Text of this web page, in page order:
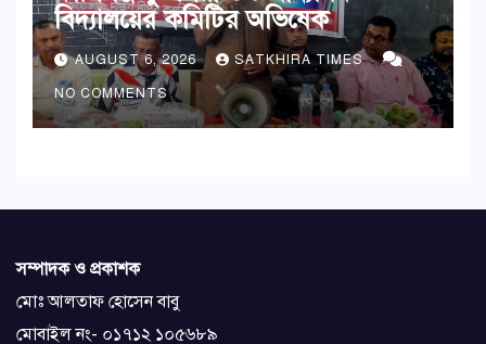
বিদ্যালয়ের কমিটির অভিষেক
AUGUST 6, 2026 SATKHIRA TIMES
NO COMMENTS
সম্পাদক ও প্রকাশক
মোঃ আলতাফ হোসেন বাবু
মোবাইল নং- ০১৭১২ ১০৫৬৮৯